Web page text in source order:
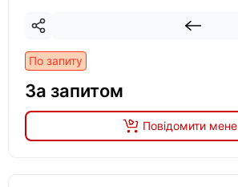
По запиту
За запитом
Повідомити мене